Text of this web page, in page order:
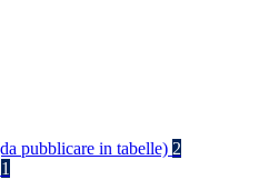
pubblicare in tabelle) 2
1